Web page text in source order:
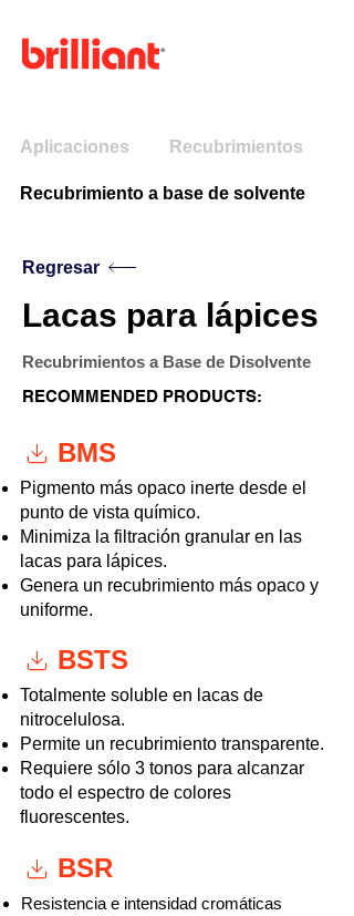
Aplicaciones Recubrimientos
Recubrimiento a base de solvente
Regresar
Lacas para lápices
Recubrimientos a Base de Disolvente
RECOMMENDED PRODUCTS:
BMS
Pigmento más opaco inerte desde el
punto de vista químico.
Minimiza la filtración granular en las
lacas para lápices.
Genera un recubrimiento más opaco y
uniforme.
BSTS
Totalmente soluble en lacas de
nitrocelulosa.
Permite un recubrimiento transparente.
Requiere sólo 3 tonos para alcanzar
todo el espectro de colores
fluorescentes.
BSR
Resistencia e intensidad cromáticas